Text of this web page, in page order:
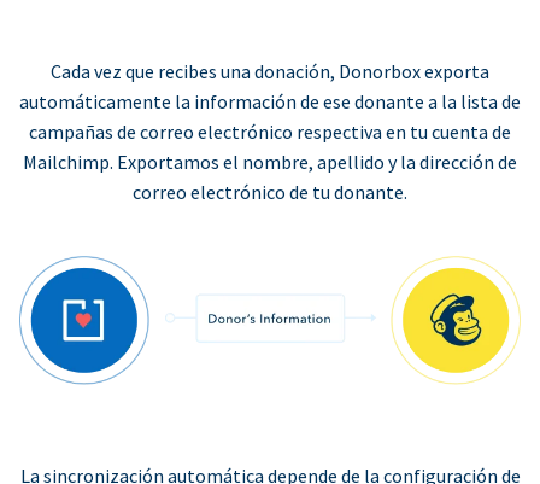
Cada vez que recibes una donación, Donorbox exporta
automáticamente la información de ese donante a la lista de
campañas de correo electrónico respectiva en tu cuenta de
Mailchimp. Exportamos el nombre, apellido y la dirección de
correo electrónico de tu donante.
La sincronización automática depende de la configuración de